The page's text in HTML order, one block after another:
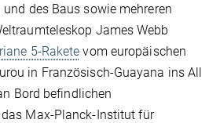
des Baus sowie mehreren
James Webb
5-Rakete vom europäischen
in Französisch-Guayana ins All
Bord befindlichen
Max-Planck-Institut für